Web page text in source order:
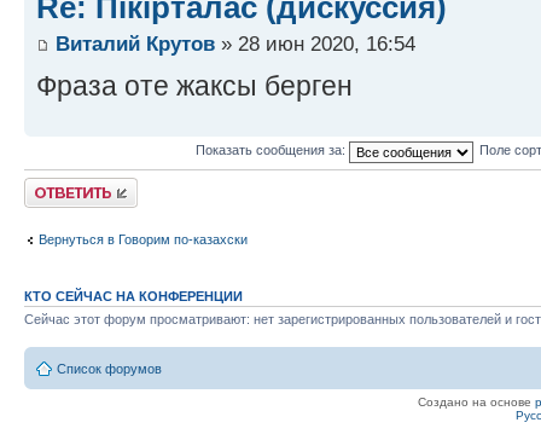
Re: Пікірталас (дискуссия)
Виталий Крутов » 28 июн 2020, 16:54
Фраза оте жаксы берген
Показать сообщения за: Поле
Ответить
Вернуться в Говорим по-казахски
КТО СЕЙЧАС НА КОНФЕРЕНЦИИ
Сейчас этот форум просматривают: нет зарегистрированных пользователей и
Список форумов
Создано на основе